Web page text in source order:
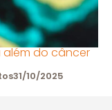
além do câncer
31/10/2025